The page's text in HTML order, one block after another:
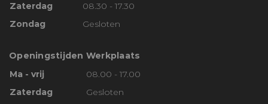
Zaterdag
08.30 - 17.30
Zondag
Gesloten
Openingstijden Werkplaats
Ma - vrij
08.00 - 17.00
Zaterdag
Gesloten